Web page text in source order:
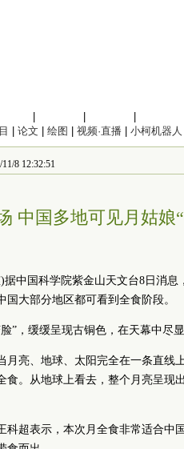
论文 绘图 视频·直播 小柯机器人
8 12:32:51
中国多地可见月姑娘
据中国科学院紫金山天文台8日消息
大部分地区都可看到全食阶段。
”，缓缓呈现古铜色，在天幕中尽显
月亮、地球、太阳完全在一条直线
食。从地球上看去，整个月亮呈现
科超表示，本次月全食非常适合中